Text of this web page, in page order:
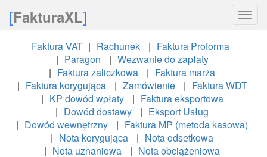
Toggle
[FakturaXL]
Faktura VAT Rachunek
Faktura Proforma
Paragon
Wezwanie do zapłaty
Faktura zaliczkowa
Faktura marża
Faktura korygująca
Zamówienie
Faktura WDT
KP dowód wpłaty
Faktura eksportowa
Dowód dostawy
Eksport Usług
Dowód wewnętrzny
Faktura MP (metoda kasowa)
Nota korygująca
Nota odsetkowa
Nota uznaniowa
Nota obciążeniowa